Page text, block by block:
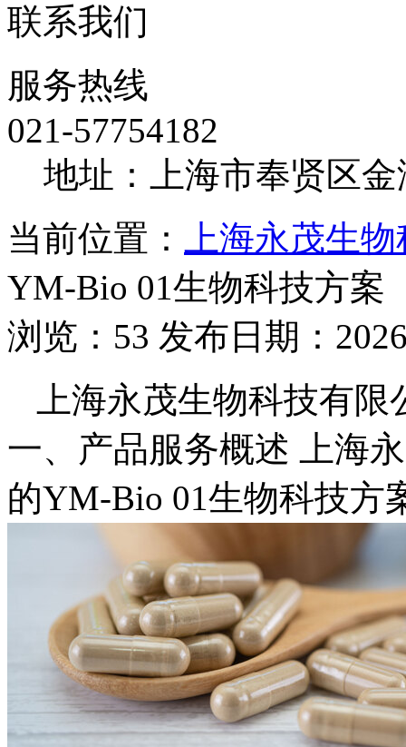
联系我们
服务热线
021-57754182
地址：上海市奉贤区金
当前位置：
上海永茂生
YM-Bio 01生物科技方案
浏览：53 发布日期：
上海永茂生物科技有
一、产品服务概述 上海
的YM-Bio 01生物科技方